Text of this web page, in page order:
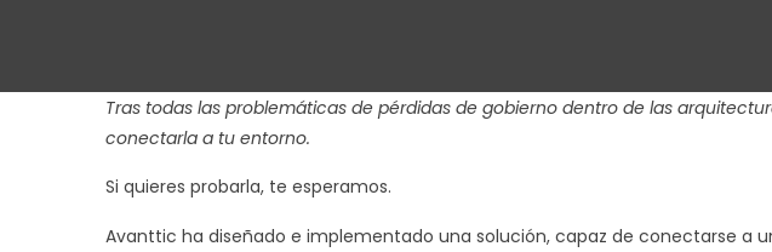
Tras todas las problemáticas de pérdidas de gobierno dentro de las
conectarla a tu entorno.
Si quieres probarla, te esperamos.
Avanttic ha diseñado e implementado una solución, capaz de conectarse a